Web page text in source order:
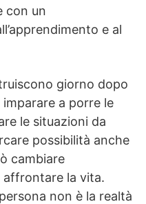
con un
e al
giorno dopo
a porre le
le situazioni da
possibilità anche
cambiare
la vita.
non è la realtà